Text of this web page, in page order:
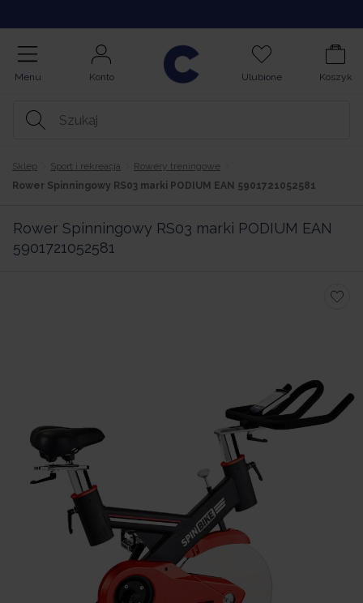
Menu Konto Ulubione Koszyk
Sklep Sport i rekreacja
Rowery treningowe
Rower Spinningowy RS03 marki PODIUM EAN 5901721052581
Rower Spinningowy RS03 marki PODIUM EAN
5901721052581